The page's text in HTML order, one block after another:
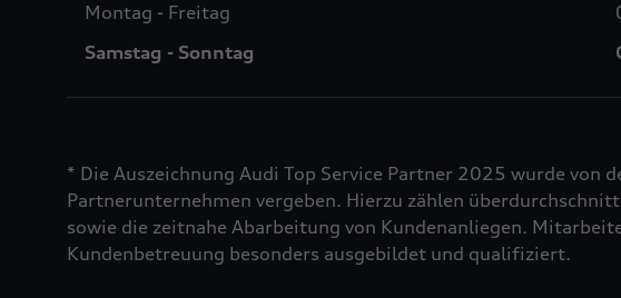
Montag - Freitag
Samstag - Sonntag
* Die Auszeichnung Audi Top Service Partner 2025 wurde von
Partnerunternehmen vergeben. Hierzu zählen
sowie die zeitnahe Abarbeitung von Kundenanliegen.
Kundenbetreuung besonders ausgebildet und qualifiziert.